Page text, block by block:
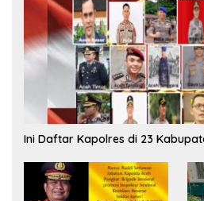
Ini Daftar Kapolres di 23